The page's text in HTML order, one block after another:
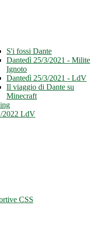
S'i fossi Dante
Dantedì 25/3/2021 - Milite
Ignoto
Dantedì 25/3/2021 - LdV
Il viaggio di Dante su
Minecraft
2022 LdV
CSS